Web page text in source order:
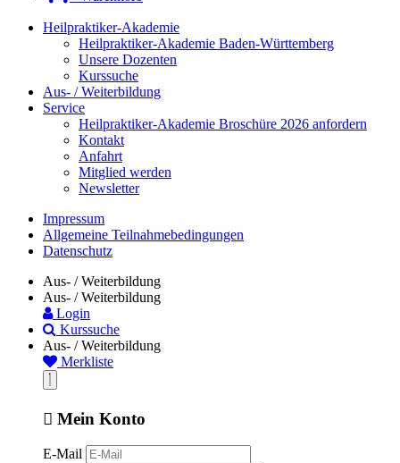
Heilpraktiker-Akademie
Heilpraktiker-Akademie Baden-Württemberg
Unsere Dozenten
Kurssuche
Aus- / Weiterbildung
Service
Heilpraktiker-Akademie Broschüre 2026 anfordern
Kontakt
Anfahrt
Mitglied werden
Newsletter
Impressum
Allgemeine Teilnahmebedingungen
Datenschutz
Aus- / Weiterbildung
Aus- / Weiterbildung
Login
Kurssuche
Aus- / Weiterbildung
Merkliste
Mein Konto
E-Mail